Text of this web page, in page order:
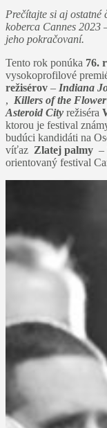
Prečítajte si aj ostatné
koberca Cannes
jeho pokračovaní.
Tento rok ponúka 76.
vysokoprofilové
režisérov – Indiana
, Killers of the
Asteroid City režiséra
ktorou je festival
budúci kandidáti na
víťaz Zlatej palmy –
orientovaný festival